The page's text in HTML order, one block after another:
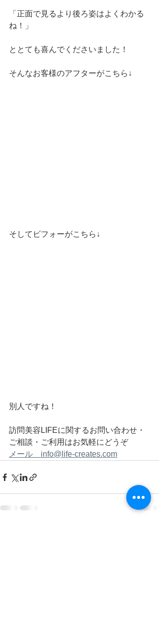
「正面で見るより後ろ姿はよくわかる
ね！」
ととても喜んでくださいました！
そんなお客様のアフターがこちら↓
そしてビフォーがこちら↓
別人ですね！
訪問美容LIFEに関するお問い合わせ・
ご相談・ご利用はお気軽にどうぞ
メール　info@life-creates.com